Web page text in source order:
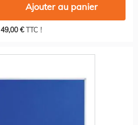
Ajouter au panier
49,00 €TTC !